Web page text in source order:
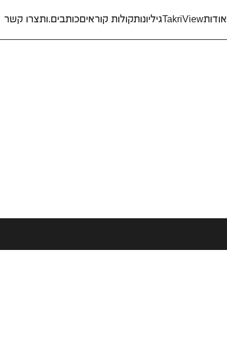
אודותTakriViewגיליונותקולות קוראיםכותבים.ותצרו קשר